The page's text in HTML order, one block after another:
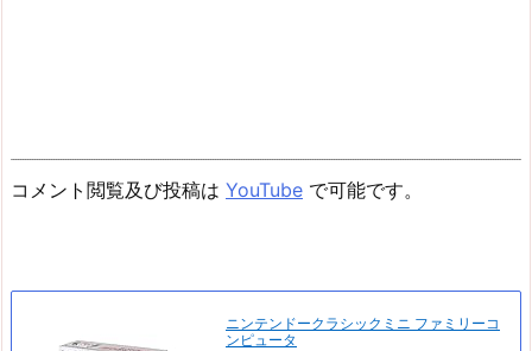
コメント閲覧及び投稿は YouTube で可能です。
ニンテンドークラシックミニ ファミリーコ
ンピュータ